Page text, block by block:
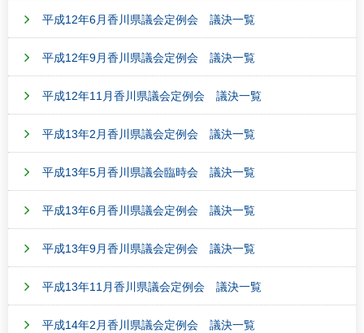
平成12年6月香川県議会定例会 議決一覧
平成12年9月香川県議会定例会 議決一覧
平成12年11月香川県議会定例会 議決一覧
平成13年2月香川県議会定例会 議決一覧
平成13年5月香川県議会臨時会 議決一覧
平成13年6月香川県議会定例会 議決一覧
平成13年9月香川県議会定例会 議決一覧
平成13年11月香川県議会定例会 議決一覧
平成14年2月香川県議会定例会 議決一覧